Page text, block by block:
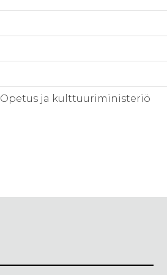
Opetus ja kulttuuriministeriö